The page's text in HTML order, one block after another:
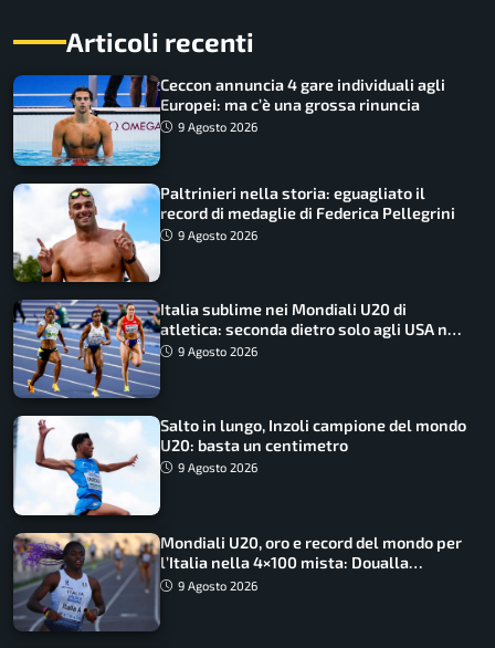
Articoli recenti
Ceccon annuncia 4 gare individuali agli
Europei: ma c’è una grossa rinuncia
9 Agosto 2026
Paltrinieri nella storia: eguagliato il
record di medaglie di Federica Pellegrini
9 Agosto 2026
Italia sublime nei Mondiali U20 di
atletica: seconda dietro solo agli USA nel
medagliere
9 Agosto 2026
Salto in lungo, Inzoli campione del mondo
U20: basta un centimetro
9 Agosto 2026
Mondiali U20, oro e record del mondo per
l’Italia nella 4×100 mista: Doualla
straordinaria
9 Agosto 2026